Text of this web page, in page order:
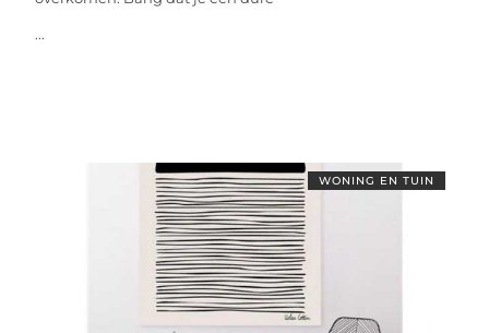
...
WONING EN TUIN